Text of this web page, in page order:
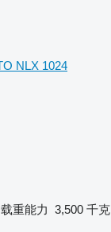
NLX 1024
载重能力 3,500 千克